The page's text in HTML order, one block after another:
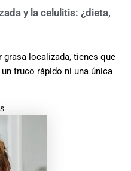
y la celulitis: ¿dieta,
localizada, tienes que
truco rápido ni una única